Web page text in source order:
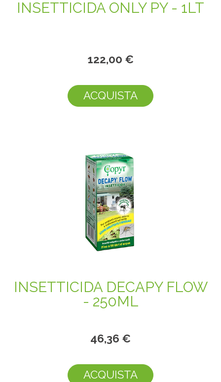
INSETTICIDA ONLY PY - 1LT
122,00 €
ACQUISTA
INSETTICIDA DECAPY FLOW
- 250ML
46,36 €
ACQUISTA